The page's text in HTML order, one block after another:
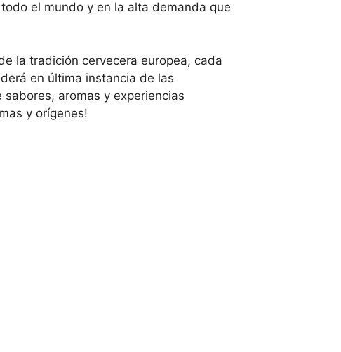
el mundo y en la alta demanda que
la tradición cervecera europea, cada
en última instancia de las
aromas y experiencias
y orígenes!